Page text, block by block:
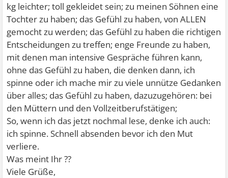
kg leichter; toll gekleidet sein; zu meinen Söhnen eine
Tochter zu haben; das Gefühl zu haben, von ALLEN
gemocht zu werden; das Gefühl zu haben die richtigen
Entscheidungen zu treffen; enge Freunde zu haben,
mit denen man intensive Gespräche führen kann,
ohne das Gefühl zu haben, die denken dann, ich
spinne oder ich mache mir zu viele unnütze Gedanken
über alles; das Gefühl zu haben, dazuzugehören: bei
den Müttern und den Vollzeitberufstätigen;
So, wenn ich das jetzt nochmal lese, denke ich auch:
ich spinne. Schnell absenden bevor ich den Mut
verliere.
Was meint Ihr ??
Viele Grüße,